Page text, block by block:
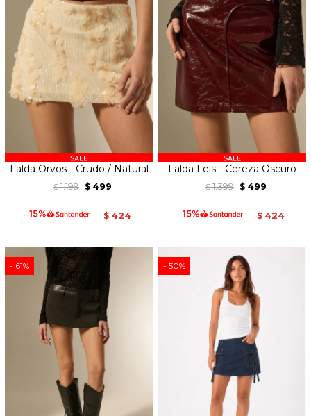
Falda Orvos - Crudo / Natural
$ 1.199 $ 499
$ 424
Falda Leis - Cereza Oscuro
$ 1.399 $ 499
$ 424
61 50